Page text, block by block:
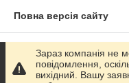
Повна версія сайту
Сайт створено на
Зараз компанія не
повідомлення,
вихідний. Вашу